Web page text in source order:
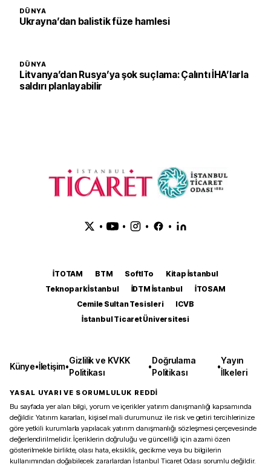
DÜNYA
Ukrayna’dan balistik füze hamlesi
DÜNYA
Litvanya’dan Rusya’ya şok suçlama: Çalıntı İHA’larla
saldırı planlayabilir
• • • •
İTOTAM BTM SoftITo
Kitap İstanbul
Teknopark İstanbul
İDTM İstanbul
İTOSAM
Cemile Sultan Tesisleri
ICVB
İstanbul Ticaret Üniversitesi
Künye•İletişim•
Gizlilik ve KVKK
Politikası
•
Doğrulama
Politikası
•
Yayın
İlkeleri
YASAL UYARI VE SORUMLULUK REDDİ
Bu sayfada yer alan bilgi, yorum ve içerikler yatırım danışmanlığı kapsamında
değildir. Yatırım kararları, kişisel mali durumunuz ile risk ve getiri tercihlerinize
göre yetkili kurumlarla yapılacak yatırım danışmanlığı sözleşmesi çerçevesinde
değerlendirilmelidir. İçeriklerin doğruluğu ve güncelliği için azami özen
gösterilmekle birlikte, olası hata, eksiklik, gecikme veya bu bilgilerin
kullanımından doğabilecek zararlardan İstanbul Ticaret Odası sorumlu değildir.